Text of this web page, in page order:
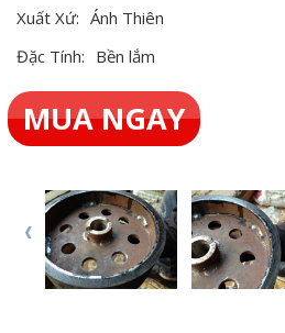
Xuất Xứ: Ánh Thiên
Đặc Tính: Bền lắm
MUA NGAY